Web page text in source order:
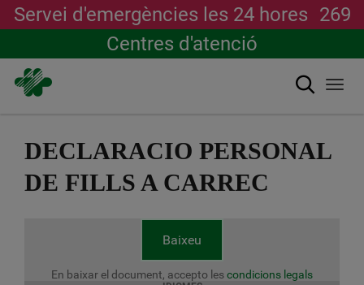
contingut
Servei d'emergències les 24 hores 269
Centres d'atenció
Cerca
DECLARACIO PERSONAL
DE FILLS A CARREC
Baixeu
En baixar el document, accepto lescondicions legals